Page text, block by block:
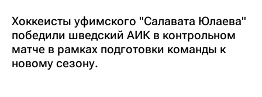
Хоккеисты уфимского "Салавата Юлаева"
победили шведский АИК в контрольном
матче в рамках подготовки команды к
новому сезону.